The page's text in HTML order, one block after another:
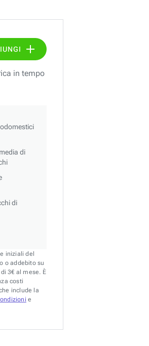
in tempo
di
di
iniziali del
o addebito su
3€ al mese. È
costi
include la
e